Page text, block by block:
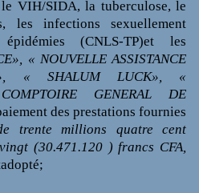
VIH/SIDA, la tuberculose, le
les infections sexuellement
(CNLS-TP)etles
« NOUVELLE ASSISTANCE
« SHALUM LUCK», «
GENERAL DE
des prestations fournies
trente millions quatre cent
(30.471.120 ) francs CFA,